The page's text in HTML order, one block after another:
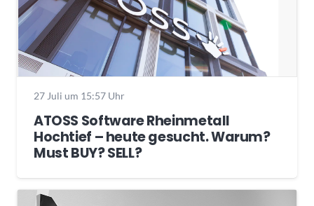
27 Juli um 15:57 Uhr
ATOSS Software Rheinmetall
Hochtief – heute gesucht. Warum?
Must BUY? SELL?